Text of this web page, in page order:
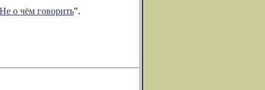
о чём говорить".